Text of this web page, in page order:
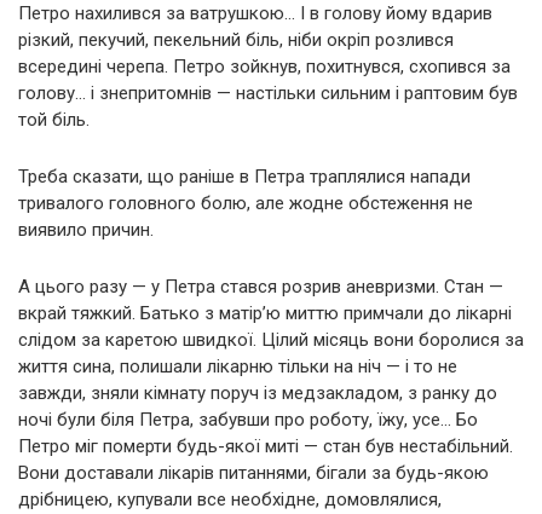
Петро нахилився за ватрушкою… І в голову йому вдарив
різкий, пекучий, пекельний біль, ніби окріп розлився
всередині черепа. Петро зойкнув, похитнувся, схопився за
голову… і знепритомнів — настільки сильним і раптовим був
той біль.
Треба сказати, що раніше в Петра траплялися напади
тривалого головного болю, але жодне обстеження не
виявило причин.
А цього разу — у Петра стався розрив аневризми. Стан —
вкрай тяжкий. Батько з матір’ю миттю примчали до лікарні
слідом за каретою швидкої. Цілий місяць вони боролися за
життя сина, полишали лікарню тільки на ніч — і то не
завжди, зняли кімнату поруч із медзакладом, з ранку до
ночі були біля Петра, забувши про роботу, їжу, усе… Бо
Петро міг померти будь-якої миті — стан був нестабільний.
Вони доставали лікарів питаннями, бігали за будь-якою
дрібницею, купували все необхідне, домовлялися,